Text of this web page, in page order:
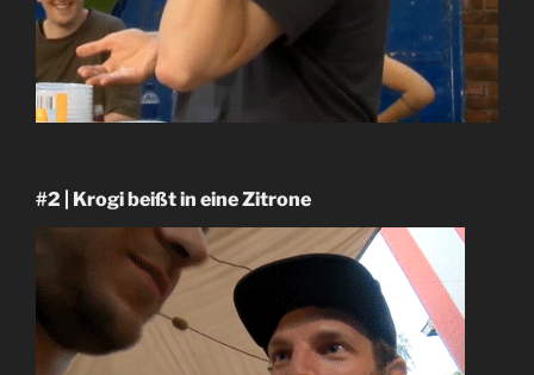
#2 | Krogi beißt in eine Zitrone